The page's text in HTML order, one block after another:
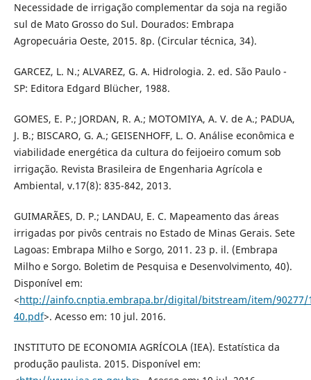
Necessidade de irrigação complementar da soja na região
sul de Mato Grosso do Sul. Dourados: Embrapa
Agropecuária Oeste, 2015. 8p. (Circular técnica, 34).
GARCEZ, L. N.; ALVAREZ, G. A. Hidrologia. 2. ed. São Paulo -
SP: Editora Edgard Blücher, 1988.
GOMES, E. P.; JORDAN, R. A.; MOTOMIYA, A. V. de A.; PADUA,
J. B.; BISCARO, G. A.; GEISENHOFF, L. O. Análise econômica e
viabilidade energética da cultura do feijoeiro comum sob
irrigação. Revista Brasileira de Engenharia Agrícola e
Ambiental, v.17(8): 835-842, 2013.
GUIMARÃES, D. P.; LANDAU, E. C. Mapeamento das áreas
irrigadas por pivôs centrais no Estado de Minas Gerais. Sete
Lagoas: Embrapa Milho e Sorgo, 2011. 23 p. il. (Embrapa
Milho e Sorgo. Boletim de Pesquisa e Desenvolvimento, 40).
Disponível em:
<http://ainfo.cnptia.embrapa.br/digital/bitstream/item/90277/
40.pdf>. Acesso em: 10 jul. 2016.
INSTITUTO DE ECONOMIA AGRÍCOLA (IEA). Estatística da
produção paulista. 2015. Disponível em: